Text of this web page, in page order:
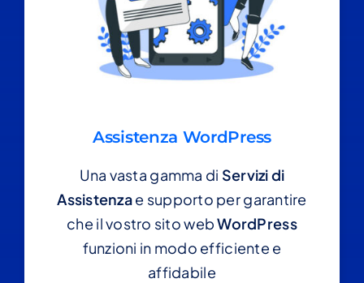
Assistenza WordPress
Una vasta gamma di Servizi di
Assistenzae supporto per garantire
che il vostro sito webWordPress
funzioni in modo efficiente e
affidabile